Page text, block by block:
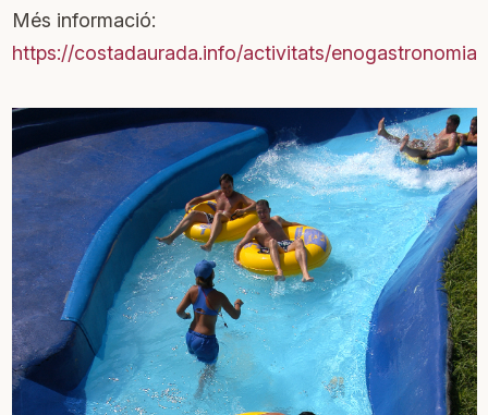
Més informació:
https://costadaurada.info/activitats/enogastronomia